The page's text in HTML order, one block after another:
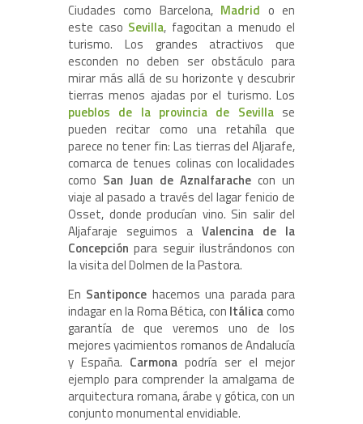
Ciudades como Barcelona, Madrid o en
este caso Sevilla, fagocitan a menudo el
turismo. Los grandes atractivos que
esconden no deben ser obstáculo para
mirar más allá de su horizonte y descubrir
tierras menos ajadas por el turismo. Los
pueblos de la provincia de Sevillase
pueden recitar como una retahíla que
parece no tener fin: Las tierras del Aljarafe,
comarca de tenues colinas con localidades
como San Juan de Aznalfarache con un
viaje al pasado a través del lagar fenicio de
Osset, donde producían vino. Sin salir del
Aljafaraje seguimos a Valencina de la
Concepción para seguir ilustrándonos con
la visita del Dolmen de la Pastora.
En Santiponce hacemos una parada para
indagar en la Roma Bética, con Itálicacomo
garantía de que veremos uno de los
mejores yacimientos romanos de Andalucía
y España. Carmona podría ser el mejor
ejemplo para comprender la amalgama de
arquitectura romana, árabe y gótica, con un
conjunto monumental envidiable.